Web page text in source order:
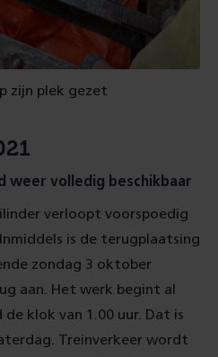
zijn plek gezet
weer volledig beschikbaar
verloopt voorspoedig
is de terugplaatsing
zondag 3 oktober
aan. Het werk begint al
klok van 1.00 uur. Dat is
Treinverkeer wordt